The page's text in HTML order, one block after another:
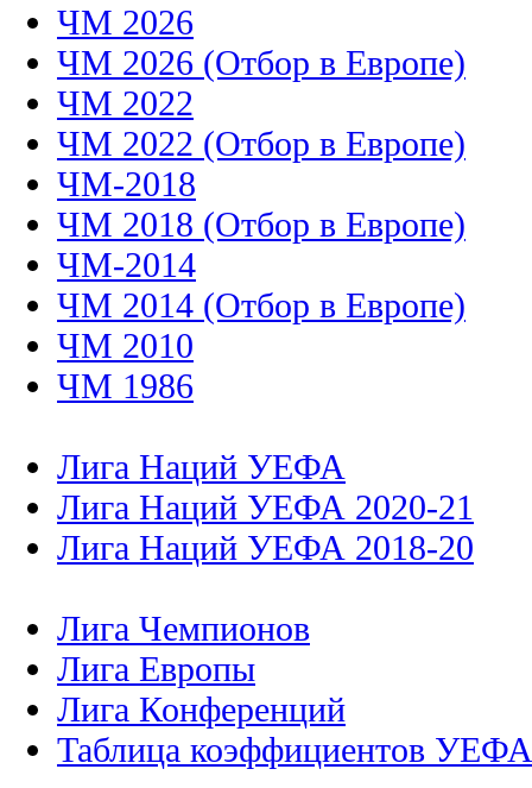
ЧМ 2026
ЧМ 2026 (Отбор в Европе)
ЧМ 2022
ЧМ 2022 (Отбор в Европе)
ЧМ-2018
ЧМ 2018 (Отбор в Европе)
ЧМ-2014
ЧМ 2014 (Отбор в Европе)
ЧМ 2010
ЧМ 1986
Лига Наций УЕФА
Лига Наций УЕФА 2020-21
Лига Наций УЕФА 2018-20
Лига Чемпионов
Лига Европы
Лига Конференций
Таблица коэффициентов УЕФА